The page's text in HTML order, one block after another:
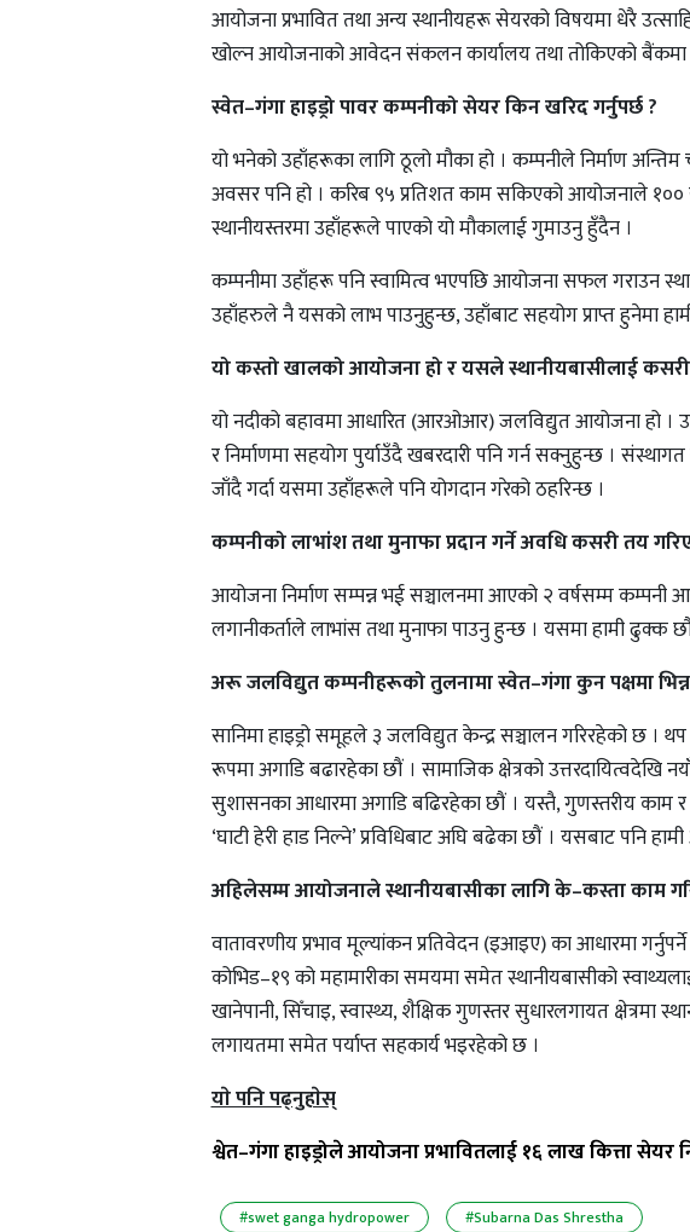
आयोजना प्रभावित तथा अन्य स्थानीयहरू सेयरको विषयमा धेरै
खोल्न आयोजनाको आवेदन संकलन कार्यालय तथा तोकिएको बैंकमा
स्वेत–गंगा हाइड्रो पावर कम्पनीको सेयर किन खरिद गर्नुपर्छ ?
यो भनेको उहाँहरूका लागि ठूलो मौका हो । कम्पनीले निर्माण
अवसर पनि हो । करिब ९५ प्रतिशत काम सकिएको आयोजनाले
स्थानीयस्तरमा उहाँहरूले पाएको यो मौकालाई गुमाउनु हुँदैन ।
कम्पनीमा उहाँहरू पनि स्वामित्व भएपछि आयोजना सफल गराउन
उहाँहरुले नै यसको लाभ पाउनुहुन्छ, उहाँबाट सहयोग प्राप्त हुनेमा
यो कस्तो खालको आयोजना हो र यसले स्थानीयबासीलाई कसरी
यो नदीको बहावमा आधारित (आरओआर) जलविद्युत आयोजना हो ।
र निर्माणमा सहयोग पुर्याउँदै खबरदारी पनि गर्न सक्नुहुन्छ ।
जाँदै गर्दा यसमा उहाँहरूले पनि योगदान गरेको ठहरिन्छ ।
कम्पनीको लाभांश तथा मुनाफा प्रदान गर्ने अवधि कसरी तय
आयोजना निर्माण सम्पन्न भई सञ्चालनमा आएको २ वर्षसम्म कम्पनी
लगानीकर्ताले लाभांस तथा मुनाफा पाउनु हुन्छ । यसमा हामी ढुक्क
अरू जलविद्युत कम्पनीहरूको तुलनामा स्वेत–गंगा कुन पक्षमा
सानिमा हाइड्रो समूहले ३ जलविद्युत केन्द्र सञ्चालन गरिरहेको छ ।
रूपमा अगाडि बढारहेका छौं । सामाजिक क्षेत्रको उत्तरदायित्वदेखि
सुशासनका आधारमा अगाडि बढिरहेका छौं । यस्तै, गुणस्तरीय काम र
‘घाटी हेरी हाड निल्ने’ प्रविधिबाट अघि बढेका छौं । यसबाट पनि
अहिलेसम्म आयोजनाले स्थानीयबासीका लागि के–कस्ता काम
वातावरणीय प्रभाव मूल्यांकन प्रतिवेदन (इआइए) का आधारमा
कोभिड–१९ को महामारीका समयमा समेत स्थानीयबासीको
खानेपानी, सिँचाइ, स्वास्थ्य, शैक्षिक गुणस्तर सुधारलगायत क्षेत्रमा
लगायतमा समेत पर्याप्त सहकार्य भइरहेको छ ।
याे पनि पढ्नुहाेस्
श्वेत–गंगा हाइड्रोले आयोजना प्रभावितलाई १६ लाख कित्ता सेयर
#swet ganga hydropower #Subarna Das Shrestha